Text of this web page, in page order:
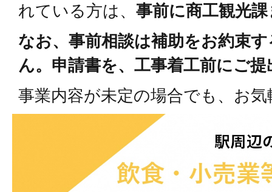
れている方は、 事前に商工観光
なお、事前相談は補助をお約束
ん。申請書を、工事着工前にご
事業内容が未定の場合でも、お